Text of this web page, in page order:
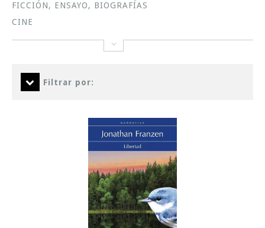
FICCIÓN, ENSAYO, BIOGRAFÍAS
CINE
Filtrar por: